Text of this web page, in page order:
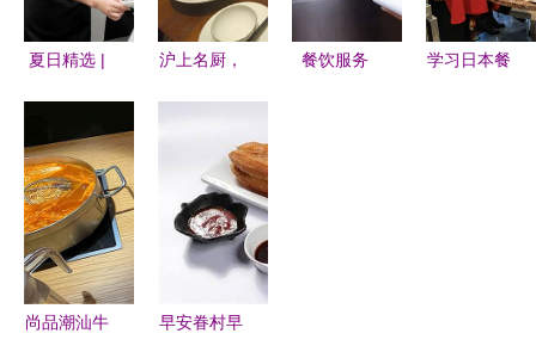
南
夏日精选 |
高档中餐厅
女服务员制
服新风尚解
析
沪上名厨，
嘉名厨餐饮
服务引领品
味生活
餐饮服务
学习日本餐
尚品潮汕牛
早安眷村早